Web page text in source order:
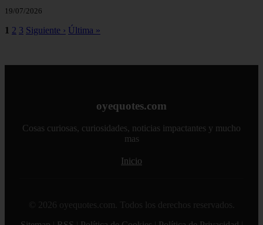
19/07/2026
1 2 3 Siguiente › Última »
oyequotes.com
Cosas curiosas, curiosidades, noticias impactantes y mucho
mas
Inicio
© 2026 oyequotes.com. Todos los derechos reservados.